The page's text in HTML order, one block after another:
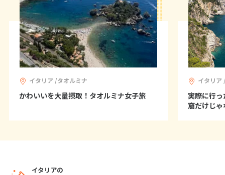
イタリア /タオルミナ
かわいいを大量摂取！タオルミナ女子旅
イタリア
実際に行
窟だけじ
イタリアの